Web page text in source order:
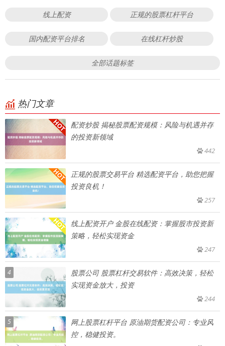
线上配资 正规的股票杠杆平台
国内配资平台排名 在线杠杆炒股
全部话题标签
热门文章
配资炒股 揭秘股票配资规模：风险与机遇并存
的投资新领域
442
正规的股票交易平台 精选配资平台，助您把握
投资良机！
257
线上配资开户 金股在线配资：掌握股市投资新
策略，轻松实现资金
247
4
股票公司 股票杠杆交易软件：高效决策，轻松
实现资金放大，投资
244
5
网上股票杠杆平台 原油期货配资公司：专业风
控，稳健投资。